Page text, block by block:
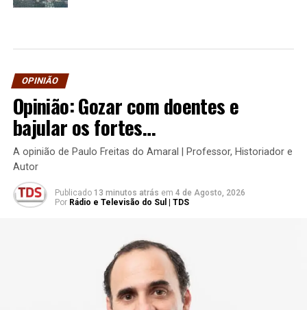
OPINIÃO
Opinião: Gozar com doentes e
bajular os fortes…
A opinião de Paulo Freitas do Amaral | Professor, Historiador e
Autor
Publicado 13 minutos atrás em 4 de Agosto, 2026
Por Rádio e Televisão do Sul | TDS